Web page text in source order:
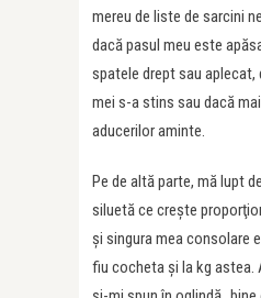
mereu de liste de sarcini
dacă pasul meu este
spatele drept sau aplecat,
mei s-a stins sau dacă
aducerilor aminte.
Pe de altă parte, mă lupt
siluetă ce creşte
şi singura mea consolare
fiu cocheta şi la kg astea.